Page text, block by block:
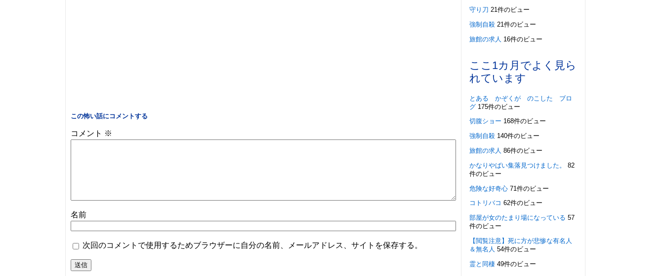
この怖い話にコメントする
コメント ※
名前
次回のコメントで使用するためブラウザーに自分の名前、メールアドレス、サイトを保存する。
守り刀 21件のビュー
強制自殺 21件のビュー
旅館の求人 16件のビュー
ここ1カ月でよく見ら
れています
とある かぞくが のこした ブロ
グ 175件のビュー
切腹ショー 168件のビュー
強制自殺 140件のビュー
旅館の求人 86件のビュー
かなりやばい集落見つけました。
82
件のビュー
危険な好奇心 71件のビュー
コトリバコ 62件のビュー
部屋が女のたまり場になっている 57
件のビュー
【閲覧注意】死に方が悲惨な有名人
＆無名人 54件のビュー
霊と同棲 49件のビュー